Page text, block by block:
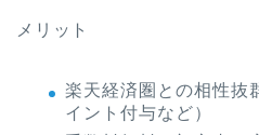
メリット
楽天経済圏との相性抜
イント付与など）